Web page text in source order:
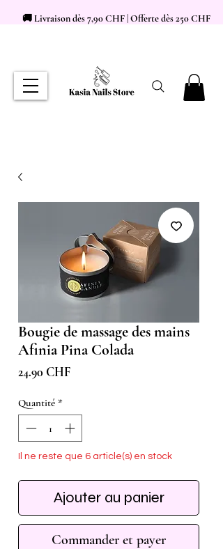
🚚 Livraison dès 7,90 CHF | Offerte dès 250 CHF
Bougie de massage des mains
Afinia Pina Colada
24.90 CHFPrix
Quantité *
Il ne reste que 6 article(s) en stock
Ajouter au panier
Commander et payer